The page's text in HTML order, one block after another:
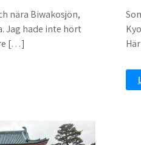
nära Biwakosjön,
Jag hade inte hört
[…]